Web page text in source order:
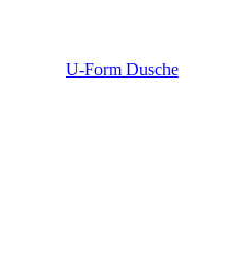
U-Form Dusche